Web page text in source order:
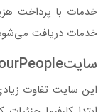
خدمات با پرداخت
خدمات دریافت
سایتPerHourPeople
این‌ سایت تفاوت